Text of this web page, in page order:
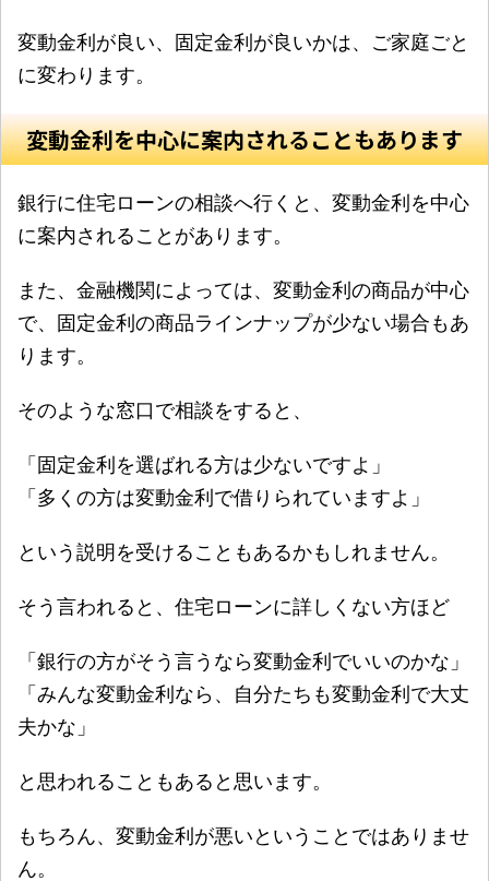
変動金利が良い、固定金利が良いかは、ご家庭ごと
に変わります。
変動金利を中心に案内されることもあります
銀行に住宅ローンの相談へ行くと、変動金利を中心
に案内されることがあります。
また、金融機関によっては、変動金利の商品が中心
で、固定金利の商品ラインナップが少ない場合もあ
ります。
そのような窓口で相談をすると、
「固定金利を選ばれる方は少ないですよ」
「多くの方は変動金利で借りられていますよ」
という説明を受けることもあるかもしれません。
そう言われると、住宅ローンに詳しくない方ほど
「銀行の方がそう言うなら変動金利でいいのかな」
「みんな変動金利なら、自分たちも変動金利で大丈
夫かな」
と思われることもあると思います。
もちろん、変動金利が悪いということではありませ
ん。